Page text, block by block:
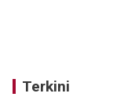
Terkini